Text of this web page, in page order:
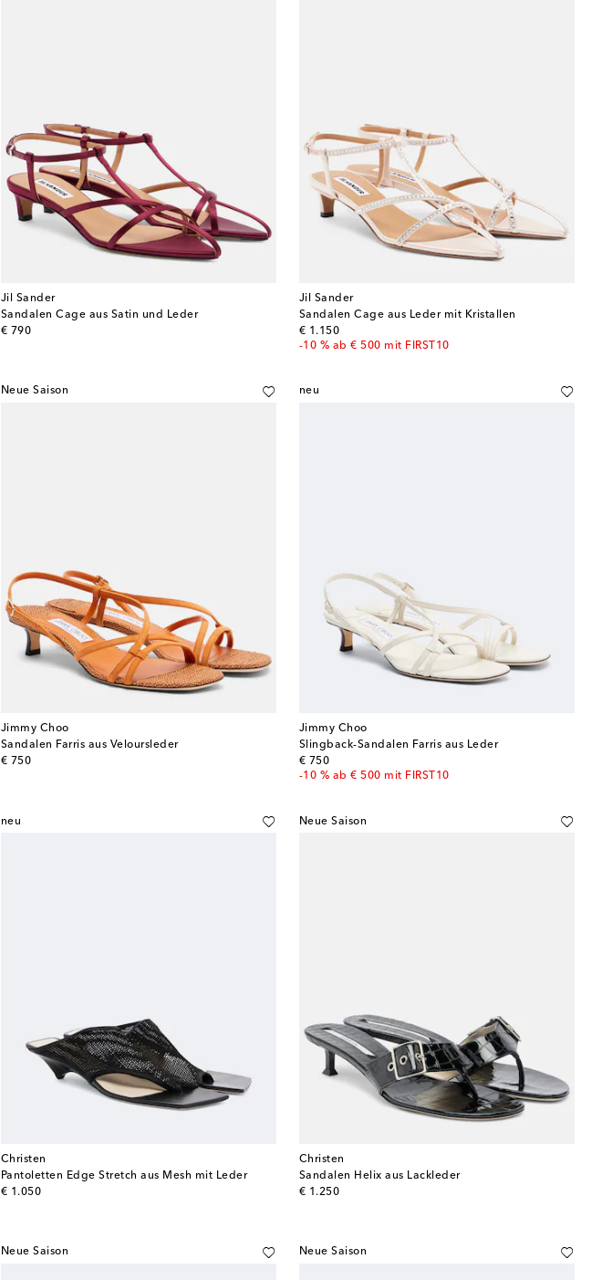
Jil Sander
Sandalen Cage aus Satin und Leder
€ 790
original price
Jil Sander
Sandalen Cage aus Leder mit Kristallen
€ 1.150
original price
-10 % ab € 500 mit FIRST10
Neue Saison
Jimmy Choo
Sandalen Farris aus Veloursleder
€ 750
original price
neu
Jimmy Choo
Slingback-Sandalen Farris aus Leder
€ 750
original price
-10 % ab € 500 mit FIRST10
neu
Christen
Pantoletten Edge Stretch aus Mesh mit Leder
€ 1.050
original price
Neue Saison
Christen
Sandalen Helix aus Lackleder
€ 1.250
original price
Neue Saison Neue Saison